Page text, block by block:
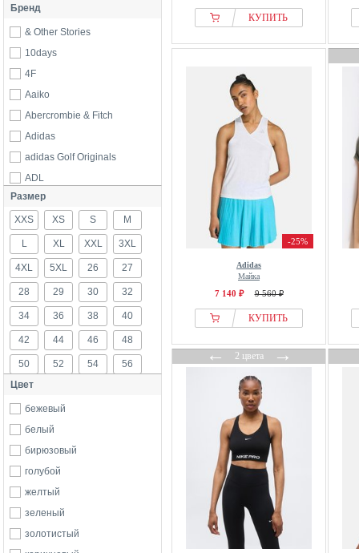
Бренд
& Other Stories
10days
4F
Aaiko
Abercrombie & Fitch
Adidas
adidas Golf Originals
ADL
Adolfo Dominguez
Adrianna Papell
AERON
Aigle
aim’n®
Alife And Kickin
AllSaints
America Today
American Vintage
Ana Alcazar
Angel Of Style
Aniston
Anna Field
Another Cotton Lab
Antoine et Lili
Apart
Apricot
Размер
XXS XS S M
L XL XXL 3XL
4XL 5XL 26 27
28 29 30 32
34 36 38 40
42 44 46 48
50 52 54 56
58
Цвет
бежевый
белый
бирюзовый
голубой
желтый
зеленый
золотистый
КУПИТЬ
-25%
Adidas
Майка
7 140 ₽ 9 560 ₽
КУПИТЬ
←2 цвета→